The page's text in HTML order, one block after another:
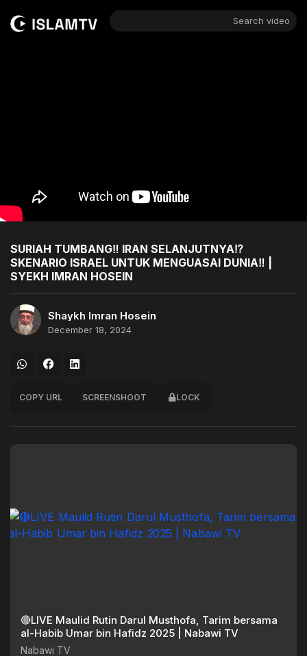
Search video
SURIAH TUMBANG‼️ IRAN SELANJUTNYA⁉️
SKENARIO ISRAEL UNTUK MENGUASAI DUNIA‼️ |
SYEKH IMRAN HOSEIN
Shaykh Imran Hosein
December 18, 2024
COPY URL SCREENSHOOT LOCK
🔴LIVE Maulid Rutin Darul Musthofa, Tarim bersama
al-Habib Umar bin Hafidz 2025 | Nabawi TV
Nabawi TV